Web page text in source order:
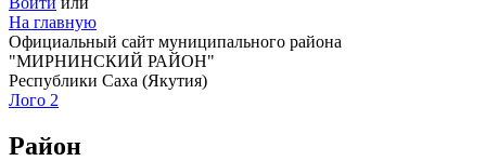
На главную
Официальный сайт муниципального района
"МИРНИНСКИЙ РАЙОН"
Республики Саха (Якутия)
Лого 2
Район